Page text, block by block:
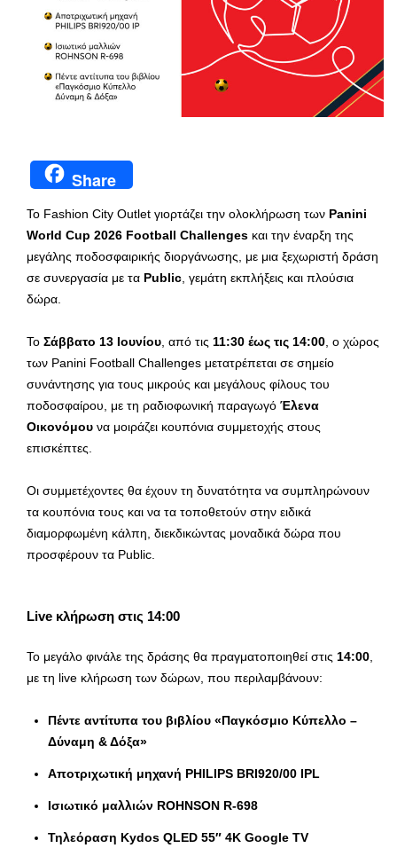
Share
Το Fashion City Outlet γιορτάζει την ολοκλήρωση των Panini
World Cup 2026 Football Challenges και την έναρξη της
μεγάλης ποδοσφαιρικής διοργάνωσης, με μια ξεχωριστή δράση
σε συνεργασία με τα Public , γεμάτη εκπλήξεις και πλούσια
δώρα.
Το Σάββατο 13 Ιουνίου , από τις 11:30 έως τις 14:00 , ο χώρος
των Panini Football Challenges μετατρέπεται σε σημείο
συνάντησης για τους μικρούς και μεγάλους φίλους του
ποδοσφαίρου, με τη ραδιοφωνική παραγωγό Έλενα
Οικονόμου να μοιράζει κουπόνια συμμετοχής στους
επισκέπτες.
Οι συμμετέχοντες θα έχουν τη δυνατότητα να συμπληρώνουν
τα κουπόνια τους και να τα τοποθετούν στην ειδικά
διαμορφωμένη κάλπη, διεκδικώντας μοναδικά δώρα που
προσφέρουν τα Public.
Live κλήρωση στις 14:00
Το μεγάλο φινάλε της δράσης θα πραγματοποιηθεί στις 14:00
με τη live κλήρωση των δώρων, που περιλαμβάνουν:
Πέντε αντίτυπα του βιβλίου «Παγκόσμιο Κύπελλο –
Δύναμη & Δόξα»
Αποτριχωτική μηχανή PHILIPS BRI920/00 IPL
Ισιωτικό μαλλιών ROHNSON R-698
Τηλεόραση Kydos QLED 55″ 4K Google TV